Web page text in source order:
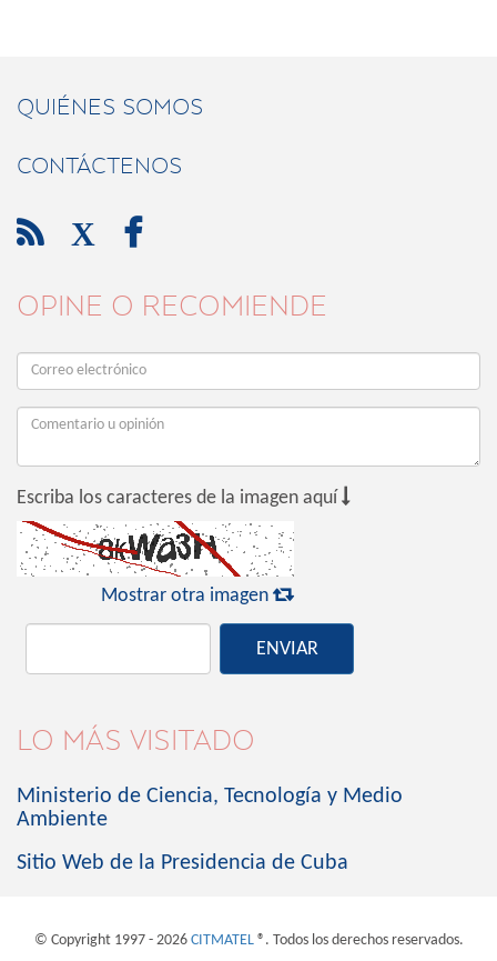
QUIÉNES SOMOS
CONTÁCTENOS
 X 
OPINE O RECOMIENDE
Escriba los caracteres de la imagen aquí 
Mostrar otra imagen 
ENVIAR
LO MÁS VISITADO
Ministerio de Ciencia, Tecnología y Medio
Ambiente
Sitio Web de la Presidencia de Cuba
© Copyright 1997 - 2026 CITMATEL®. Todos los derechos reservados.